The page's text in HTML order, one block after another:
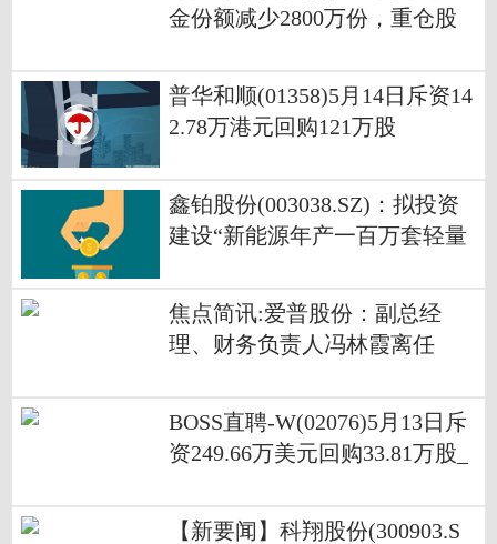
金份额减少2800万份，重仓股
速看料
普华和顺(01358)5月14日斥资14
2.78万港元回购121万股
鑫铂股份(003038.SZ)：拟投资
建设“新能源年产一百万套轻量
焦点简讯:爱普股份：副总经
理、财务负责人冯林霞离任
BOSS直聘-W(02076)5月13日斥
资249.66万美元回购33.81万股_
【新要闻】科翔股份(300903.S